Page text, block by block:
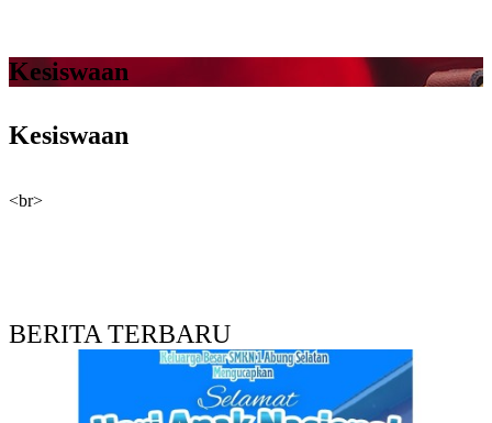
Kesiswaan
Kesiswaan
<br>
BERITA TERBARU